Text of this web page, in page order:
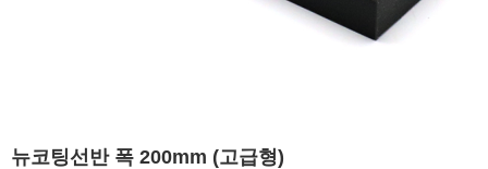
뉴코팅선반 폭 200mm (고급형)